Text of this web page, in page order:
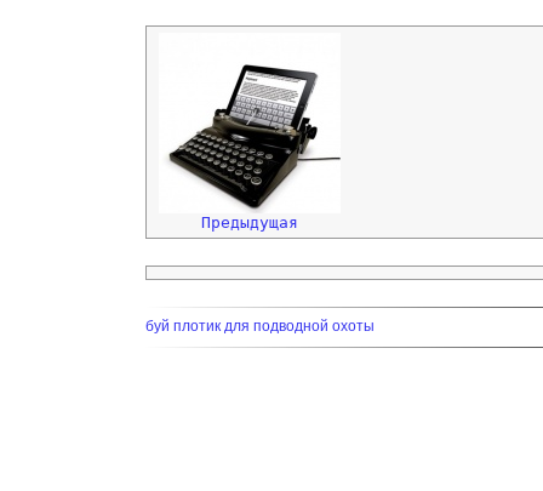
Предыдущая
буй плотик для подводной охоты